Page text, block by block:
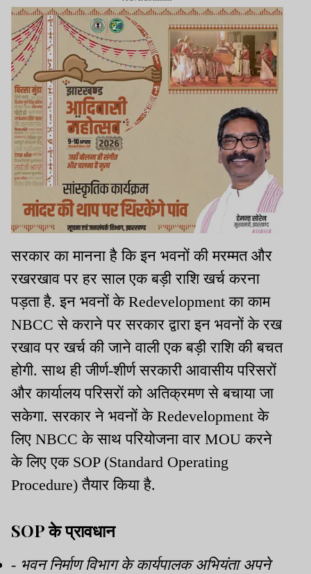
सरकार का मानना है कि इन भवनों की मरम्मत और
रखरखाव पर हर साल एक बड़ी राशि खर्च करना
पड़ता है. इन भवनों के Redevelopment का काम
NBCC से कराने पर सरकार द्वारा इन भवनों के रख
रखाव पर खर्च की जाने वाली एक बड़ी राशि की बचत
होगी. साथ ही जीर्ण-शीर्ण सरकारी आवासीय परिसरों
और कार्यालय परिसरों को अतिक्रमण से बचाया जा
सकेगा. सरकार ने भवनों के Redevelopment के
लिए NBCC के साथ परियोजना वार MOU करने
के लिए एक SOP (Standard Operating
Procedure) तैयार किया है.
SOP के प्रावधान
- भवन निर्माण विभाग के कार्यपालक अभियंता अपने